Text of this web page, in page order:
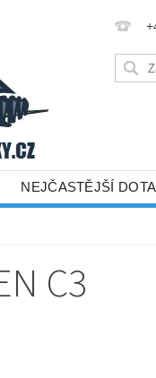
NEJČASTĚJŠÍ
C3